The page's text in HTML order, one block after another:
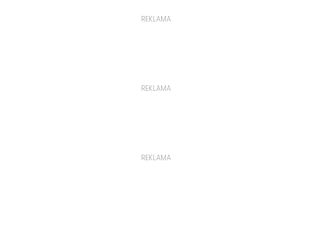
REKLAMA
REKLAMA
REKLAMA